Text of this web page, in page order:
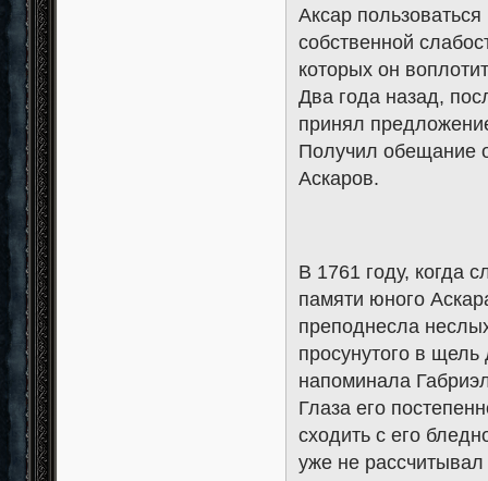
Аксар
собственной
которых он
Два года назад,
принял
Получил обещание
Аскаров.
В 1761 году, когда
памяти юного
преподнесла
просунутого в щель
напоминала
Глаза его
сходить с его
уже не рассчитывал